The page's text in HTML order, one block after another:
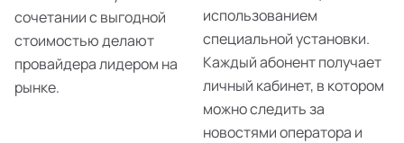
сочетании с выгодной
стоимостью делают
провайдера лидером на
рынке.
использованием
специальной установки.
Каждый абонент получает
личный кабинет, в котором
можно следить за
новостями оператора и